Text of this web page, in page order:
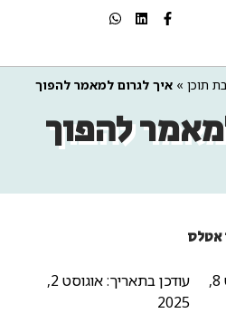
תוכן » איך לגרום למאמר להפוך
להפוך
אטלס
אוגוסט 8,
עודכן בתאריך: אוגוסט 2,
2025